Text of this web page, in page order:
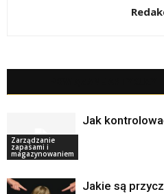
Zarządzanie
zapasami i
magazynowaniem
Jak
Jakie są